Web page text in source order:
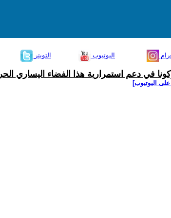
التويتر اليوتيوب
في دعم استمرارية هذا الفضاء اليساري الحر
اليوتيوب]